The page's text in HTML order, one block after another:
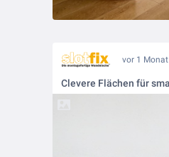
vor 1 Monat